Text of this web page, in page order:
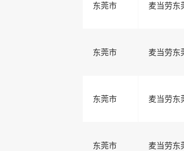
东莞市 麦当劳东
东莞市 麦当劳东
东莞市 麦当劳东
东莞市 麦当劳东